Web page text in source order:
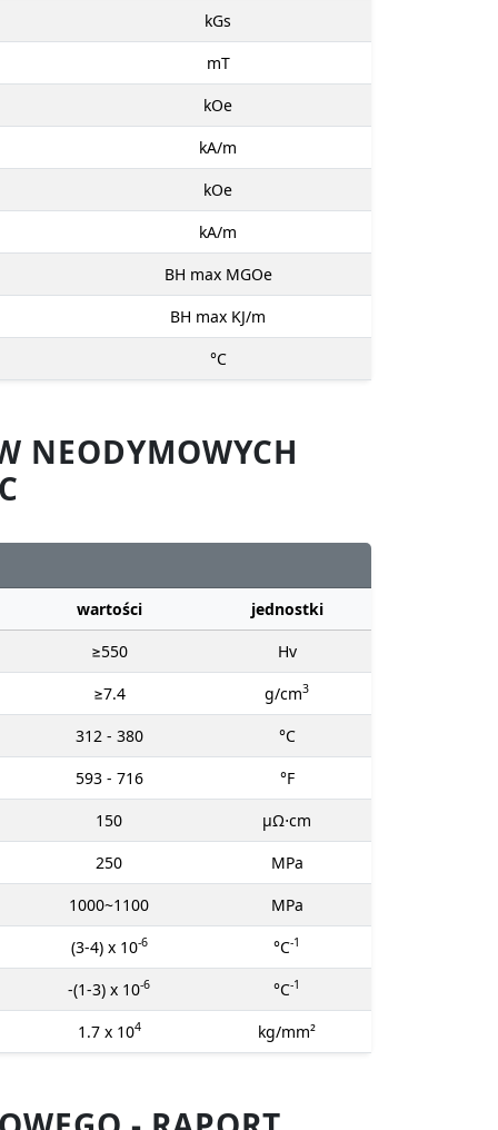
kGs
mT
kOe
kA/m
kOe
kA/m
BH max MGOe
BH max KJ/m
°C
NEODYMOWYCH
wartości
jednostki
≥550
Hv
≥7.4
g/cm3
312 - 380
°C
593 - 716
°F
150
μΩ⋅cm
250
MPa
1000~1100
MPa
(3-4) x 10-6 °C-1
-(1-3) x 10-6 °C-1
1.7 x 104 kg/mm²